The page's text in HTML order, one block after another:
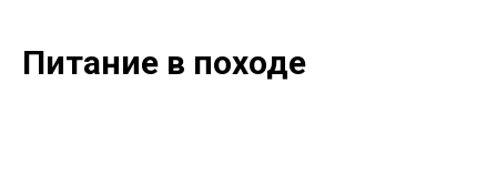
Питание в походе